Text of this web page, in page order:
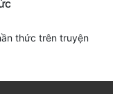
thức trên truyện